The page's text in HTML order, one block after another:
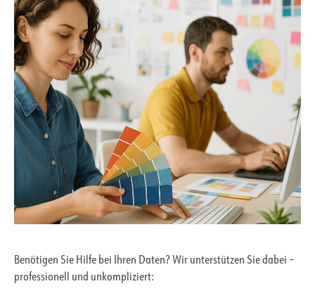
Benötigen Sie Hilfe bei Ihren Daten? Wir unterstützen Sie dabei –
professionell und unkompliziert: